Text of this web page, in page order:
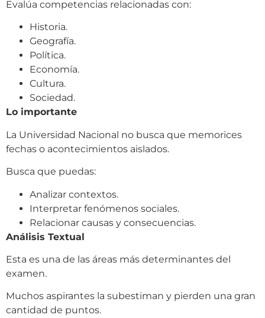
Evalúa competencias relacionadas con:
Historia.
Geografía.
Política.
Economía.
Cultura.
Sociedad.
Lo importante
La Universidad Nacional no busca que memorices
fechas o acontecimientos aislados.
Busca que puedas:
Analizar contextos.
Interpretar fenómenos sociales.
Relacionar causas y consecuencias.
Análisis Textual
Esta es una de las áreas más determinantes del
examen.
Muchos aspirantes la subestiman y pierden una gran
cantidad de puntos.